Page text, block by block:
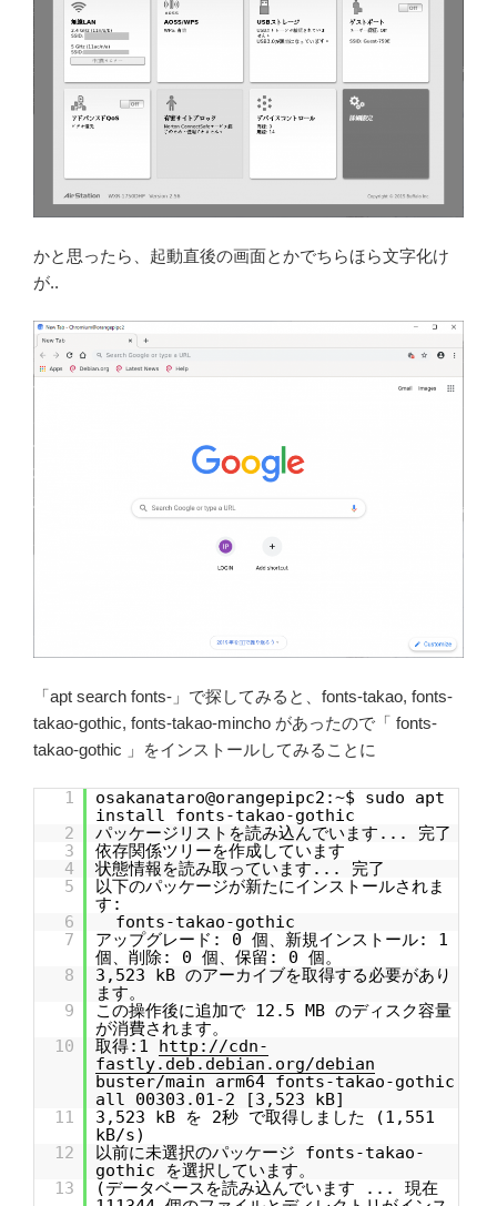
かと思ったら、起動直後の画面とかでちらほら文字化け
が..
「apt search fonts-」で探してみると、fonts-takao, fonts-
takao-gothic, fonts-takao-mincho があったので「 fonts-
takao-gothic 」をインストールしてみることに
1
osakanataro@orangepipc2:~$ sudo apt
install fonts-takao-gothic
2
パッケージリストを読み込んでいます... 完了
3
依存関係ツリーを作成しています
4
状態情報を読み取っています... 完了
5
以下のパッケージが新たにインストールされま
す:
6
fonts-takao-gothic
7
アップグレード: 0 個、新規インストール: 1
個、削除: 0 個、保留: 0 個。
8
3,523 kB のアーカイブを取得する必要があり
ます。
9
この操作後に追加で 12.5 MB のディスク容量
が消費されます。
10
取得:1 http://cdn-
fastly.deb.debian.org/debian
buster/main arm64 fonts-takao-gothic
all 00303.01-2 [3,523 kB]
11
3,523 kB を 2秒 で取得しました (1,551
kB/s)
12
以前に未選択のパッケージ fonts-takao-
gothic を選択しています。
13
(データベースを読み込んでいます ... 現在